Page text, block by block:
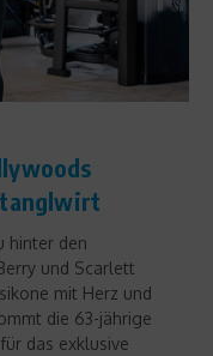
hinter den
und Scarlett
mit Herz und
die 63-jährige
das exklusive